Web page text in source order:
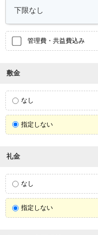
管理費・共益費込み
敷金
なし
指定しない
礼金
なし
指定しない